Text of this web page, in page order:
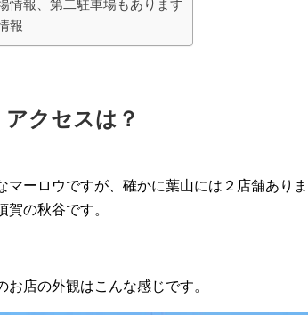
報、第二駐車場もあります
報
クセスは？
マーロウですが、確かに葉山には２店舗ありま
の秋谷です。
店の外観はこんな感じです。